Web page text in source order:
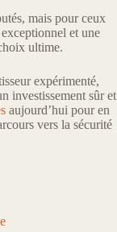
mais pour ceux
et une
ultime.
expérimenté,
investissement sûr et
aujourd’hui pour en
vers la sécurité